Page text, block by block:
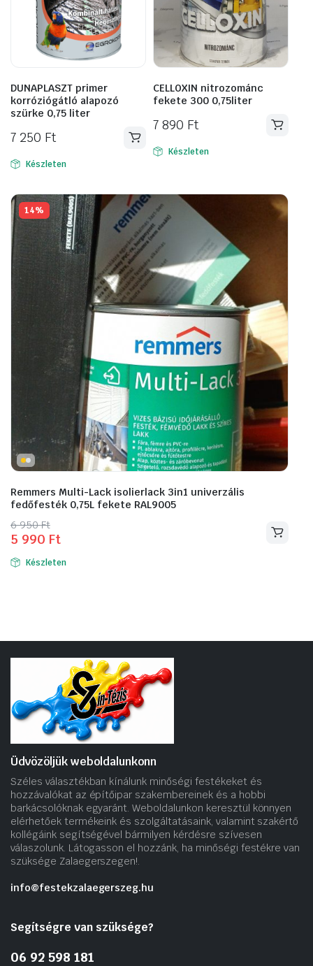
DUNAPLASZT primer
korróziógátló alapozó
szürke 0,75 liter
7 250 Ft
Készleten
CELLOXIN nitrozománc
fekete 300 0,75liter
7 890 Ft
Készleten
14%
Remmers Multi-Lack isolierlack 3in1 univerzális
fedőfesték 0,75L fekete RAL9005
6 950Ft
Original
price
was:
5 990 Ft
Current
price
is: Készleten
Üdvözöljük weboldalunkonn
Széles választékban kínálunk minőségi festékeket és
hozzávalókat az építőipar szakembereinek és a hobbi
barkácsolóknak egyaránt. Weboldalunkon keresztül könnyen
elérhetőek termékeink és szolgáltatásaink, valamint szakértő
kollégáink segítségével bármilyen kérdésre szívesen
válaszolunk. Látogasson el hozzánk, ha minőségi festékre van
szüksége Zalaegerszegen!.
info@festekzalaegerszeg.hu
Segítségre van szüksége?
06 92 598 181